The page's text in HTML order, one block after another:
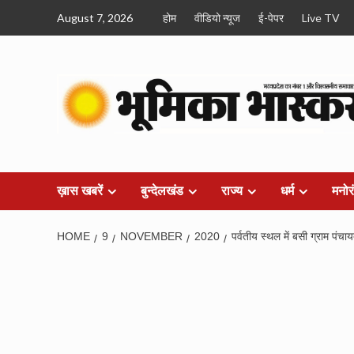
August 7, 2026 होम वीडियो न्यूज ई-पेपर Live TV
ख़ास खबरें बुन्देलखंड राज्य धर्म
HOME 9 NOVEMBER 2020 पर्वतीय स्थल में बसी ग्राम